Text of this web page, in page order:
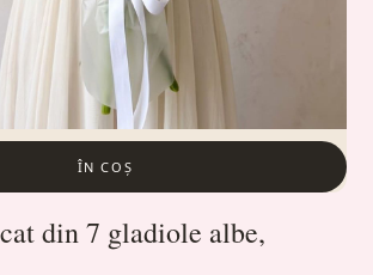
ÎN COȘ
din 7 gladiole albe,